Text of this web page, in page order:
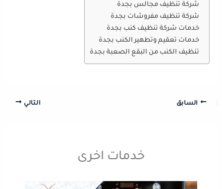
شركة تنظيف مجالس بجدة
شركة تنظيف مفروشات بجدة
خدمات شركة تنظيف كنب بجدة
خدمات تعقيم وتطهير الكنب بجدة
تنظيف الكنب من البقع الصعبة بجدة
السابق التالي
خدمات اخرى